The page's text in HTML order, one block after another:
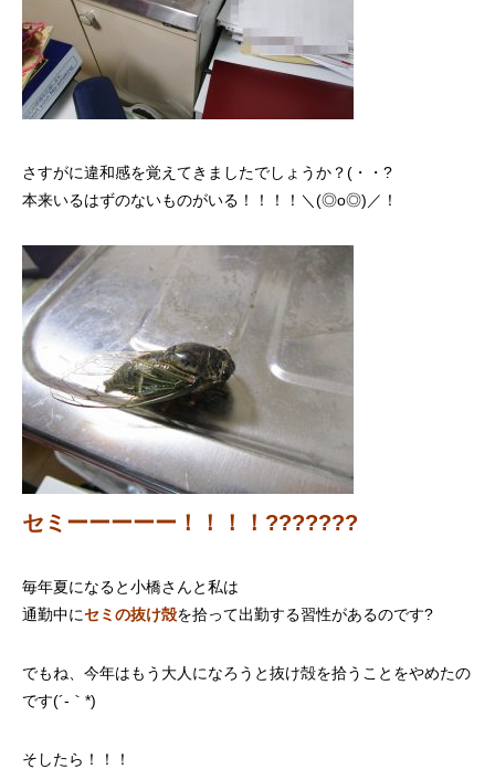
さすがに違和感を覚えてきましたでしょうか？(・・?
本来いるはずのないものがいる！！！！＼(◎o◎)／！
セミーーーーー！！！！???????
毎年夏になると小橋さんと私は
通勤中にセミの抜け殻を拾って出勤する習性があるのです?
でもね、今年はもう大人になろうと抜け殻を拾うことをやめたの
です(´-｀*)
そしたら！！！